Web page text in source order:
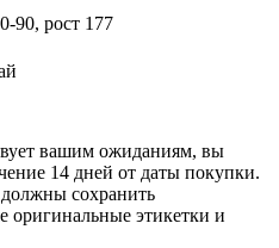
90, рост 177
вашим ожиданиям, вы
14 дней от даты покупки.
сохранить
оригинальные этикетки и